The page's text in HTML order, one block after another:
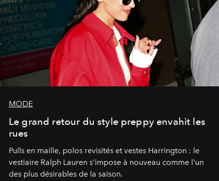
MODE
Le grand retour du style preppy envahit les
rues
Pulls en maille, polos revisités et vestes Harrington : le
vestiaire Ralph Lauren s'impose à nouveau comme l'un
des plus désirables de la saison.